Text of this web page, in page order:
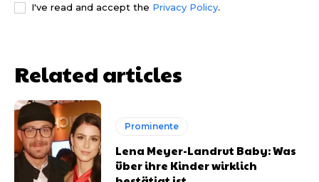
I've read and accept the Privacy Policy.
Related articles
Prominente
Lena Meyer-Landrut Baby: Was
über ihre Kinder wirklich